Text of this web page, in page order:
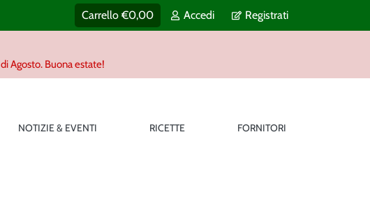
Carrello€0,00 Accedi Registrati
Agosto. Buona estate!
NOTIZIE & EVENTI RICETTE FORNITORI